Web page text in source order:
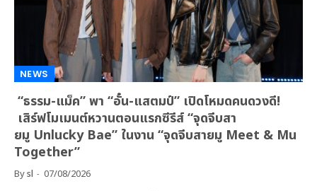
NEWS
“ธรรม-แม็ค” พา “อั๋น-แสตมป์” เปิดโหมดคนดวงดี!
เสิร์ฟโมเมนต์หวานตอนแรกซีรีส์ “จุดจีบสา
ยมู Unlucky Bae” ในงาน “จุดจีบสายมู Meet & Mu
Together”
Bysl 07/08/2026